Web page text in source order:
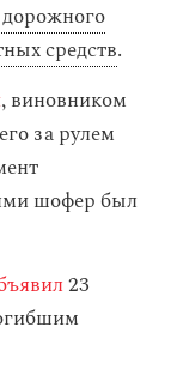
средств.
, виновником
за рулем
шофер был
23